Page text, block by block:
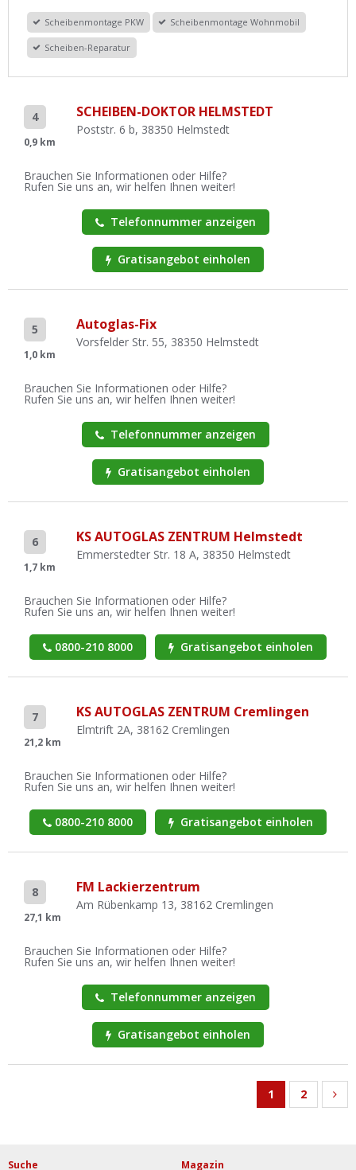
Scheibenmontage PKW Scheibenmontage Wohnmobil
Scheiben-Reparatur
4
0,9 km
SCHEIBEN-DOKTOR HELMSTEDT
Poststr. 6 b, 38350 Helmstedt
Brauchen Sie Informationen oder Hilfe?
Rufen Sie uns an, wir helfen Ihnen weiter!
Telefonnummer anzeigen
Gratisangebot einholen
5
1,0 km
Autoglas-Fix
Vorsfelder Str. 55, 38350 Helmstedt
Brauchen Sie Informationen oder Hilfe?
Rufen Sie uns an, wir helfen Ihnen weiter!
Telefonnummer anzeigen
Gratisangebot einholen
6
1,7 km
KS AUTOGLAS ZENTRUM Helmstedt
Emmerstedter Str. 18 A, 38350 Helmstedt
Brauchen Sie Informationen oder Hilfe?
Rufen Sie uns an, wir helfen Ihnen weiter!
0800-210 8000 Gratisangebot einholen
7
21,2 km
KS AUTOGLAS ZENTRUM Cremlingen
Elmtrift 2A, 38162 Cremlingen
Brauchen Sie Informationen oder Hilfe?
Rufen Sie uns an, wir helfen Ihnen weiter!
0800-210 8000 Gratisangebot einholen
8
27,1 km
FM Lackierzentrum
Am Rübenkamp 13, 38162 Cremlingen
Brauchen Sie Informationen oder Hilfe?
Rufen Sie uns an, wir helfen Ihnen weiter!
Telefonnummer anzeigen
Gratisangebot einholen
1 2
Suche Magazin